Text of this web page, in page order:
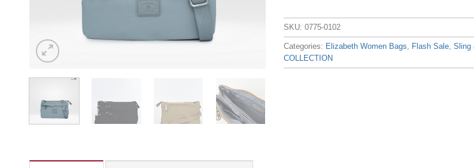
SKU:0775-0102
Categories: Elizabeth Women Bags Flash Sale ,Sling
COLLECTION